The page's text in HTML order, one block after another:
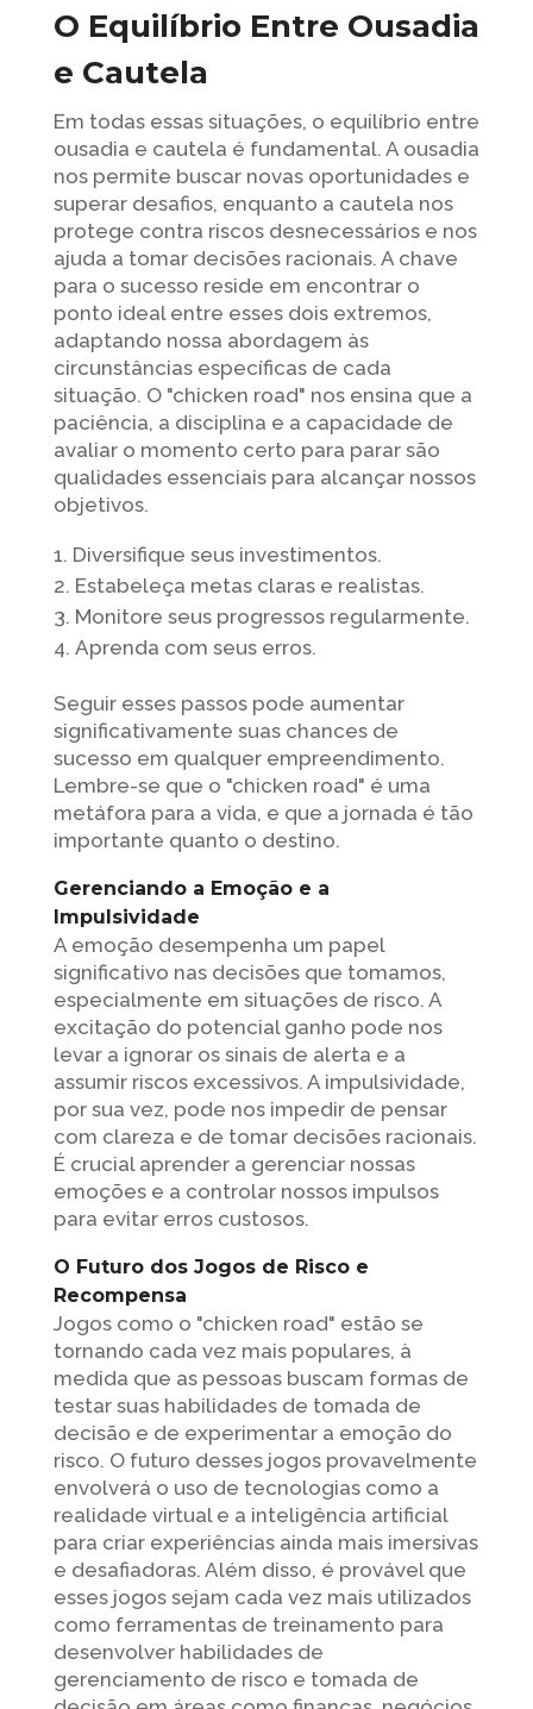
O Equilíbrio Entre Ousadia
e Cautela
Em todas essas situações, o equilíbrio entre
ousadia e cautela é fundamental. A ousadia
nos permite buscar novas oportunidades e
superar desafios, enquanto a cautela nos
protege contra riscos desnecessários e nos
ajuda a tomar decisões racionais. A chave
para o sucesso reside em encontrar o
ponto ideal entre esses dois extremos,
adaptando nossa abordagem às
circunstâncias específicas de cada
situação. O "chicken road" nos ensina que a
paciência, a disciplina e a capacidade de
avaliar o momento certo para parar são
qualidades essenciais para alcançar nossos
objetivos.
Diversifique seus investimentos.
Estabeleça metas claras e realistas.
Monitore seus progressos regularmente.
Aprenda com seus erros.
Seguir esses passos pode aumentar
significativamente suas chances de
sucesso em qualquer empreendimento.
Lembre-se que o "chicken road" é uma
metáfora para a vida, e que a jornada é tão
importante quanto o destino.
Gerenciando a Emoção e a
Impulsividade
A emoção desempenha um papel
significativo nas decisões que tomamos,
especialmente em situações de risco. A
excitação do potencial ganho pode nos
levar a ignorar os sinais de alerta e a
assumir riscos excessivos. A impulsividade,
por sua vez, pode nos impedir de pensar
com clareza e de tomar decisões racionais.
É crucial aprender a gerenciar nossas
emoções e a controlar nossos impulsos
para evitar erros custosos.
O Futuro dos Jogos de Risco e
Recompensa
Jogos como o "chicken road" estão se
tornando cada vez mais populares, à
medida que as pessoas buscam formas de
testar suas habilidades de tomada de
decisão e de experimentar a emoção do
risco. O futuro desses jogos provavelmente
envolverá o uso de tecnologias como a
realidade virtual e a inteligência artificial
para criar experiências ainda mais imersivas
e desafiadoras. Além disso, é provável que
esses jogos sejam cada vez mais utilizados
como ferramentas de treinamento para
desenvolver habilidades de
gerenciamento de risco e tomada de